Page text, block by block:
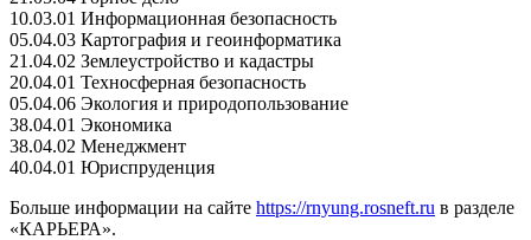
10.03.01 Информационная безопасность
05.04.03 Картография и геоинформатика
21.04.02 Землеустройство и кадастры
20.04.01 Техносферная безопасность
05.04.06 Экология и природопользование
38.04.01 Экономика
38.04.02 Менеджмент
40.04.01 Юриспруденция
Больше информации на сайте https://rnyung.rosneft.ru в разделе
«КАРЬЕРА».